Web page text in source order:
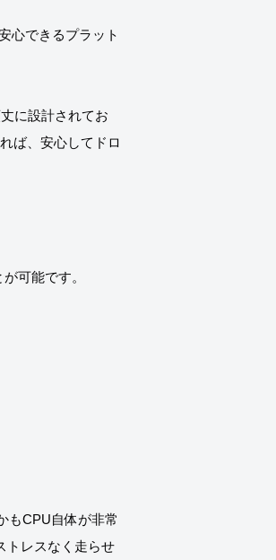
心できるプラット
に設計されてお
ば、安心してドロ
可能です。
もCPU自体が非常
トレスなく走らせ